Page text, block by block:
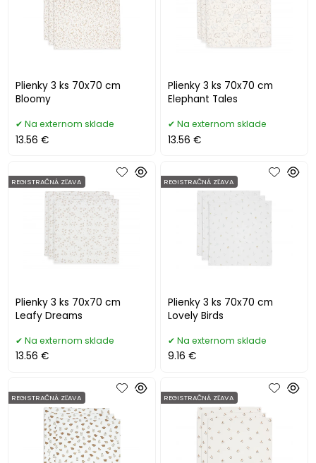
Plienky 3 ks 70x70 cm
Bloomy
Na externom sklade
13.56 €
Plienky 3 ks 70x70 cm
Elephant Tales
Na externom sklade
13.56 €
Plienky 3 ks 70x70 cm
Leafy Dreams
REGISTRAČNÁ ZĽAVA
Na externom sklade
13.56 €
Plienky 3 ks 70x70 cm
Lovely Birds
REGISTRAČNÁ ZĽAVA
Na externom sklade
9.16 €
REGISTRAČNÁ ZĽAVA REGISTRAČNÁ ZĽAVA